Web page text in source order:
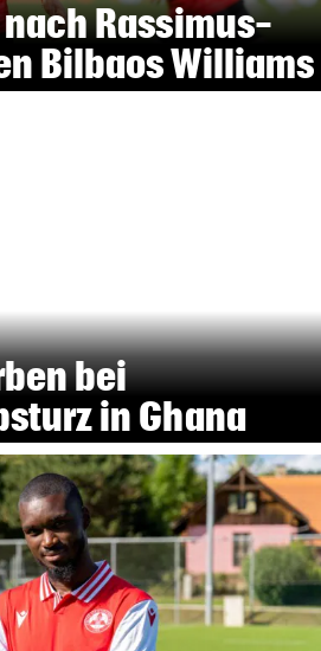
nach Rassimus-
Bilbaos Williams
bei
in Ghana